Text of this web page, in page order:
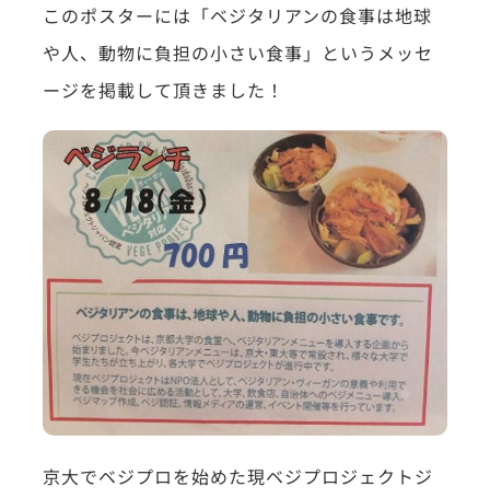
このポスターには「ベジタリアンの食事は地球
や人、動物に負担の小さい食事」というメッセ
ージを掲載して頂きました！
京大でベジプロを始めた現ベジプロジェクトジ